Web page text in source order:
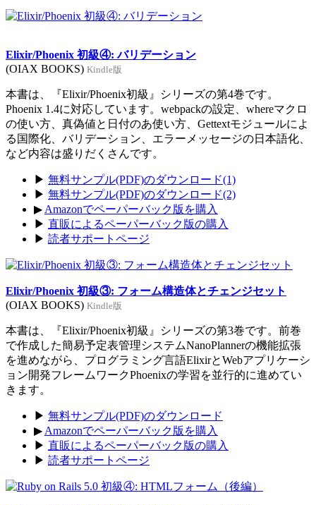
Elixir/Phoenix 初級④: バリデーション
(OIAX BOOKS) Kindle版
本書は、『Elixir/Phoenix初級』シリーズの第4巻です。
Phoenix 1.4に対応しています。webpackの設定、whereマクロ
の使い方、真偽値と日付のあ使い方、Gettextモジュールによ
る国際化、バリデーション、エラーメッセージの日本語化、
など内容は盛りだくさんです。
▶ 無料サンプル(PDF)のダウンロード(1)
▶ 無料サンプル(PDF)のダウンロード(2)
▶ Amazonでペーパーバック版を購入
▶ 直販によるペーパーバック版の購入
▶ 読者サポートページ
Elixir/Phoenix 初級③: フォーム構造体とチェンジセット
(OIAX BOOKS) Kindle版
本書は、『Elixir/Phoenix初級』シリーズの第3巻です。前巻
で作成した簡易予定表管理システムNanoPlannerの機能拡張
を進めながら、プログラミング言語ElixirとWebアプリケーシ
ョン開発フレームワークPhoenixの学習を並行的に進めてい
きます。
▶ 無料サンプル(PDF)のダウンロード
▶ Amazonでペーパーバック版を購入
▶ 直販によるペーパーバック版の購入
▶ 読者サポートページ